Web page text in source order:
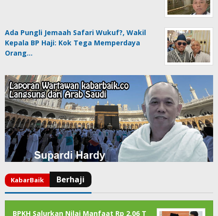
Ada Pungli Jemaah Safari Wukuf?, Wakil
Kepala BP Haji: Kok Tega Memperdaya
Orang…
BPKH Salurkan Nilai Manfaat Rp 2,06 T